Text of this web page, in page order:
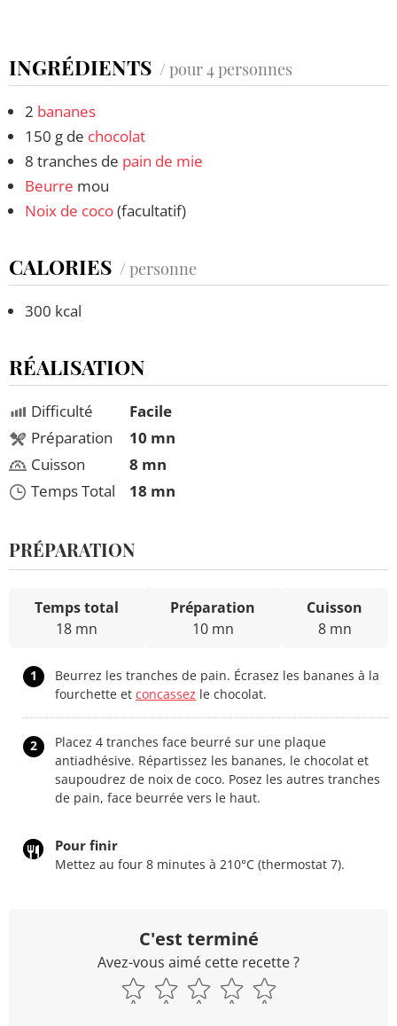
INGRÉDIENTS / pour 4 personnes
2 bananes
150 g de chocolat
8 tranches de pain de mie
Beurre mou
Noix de coco(facultatif)
CALORIES / personne
300 kcal
RÉALISATION
Difficulté
Préparation
Cuisson
Temps Total
Facile
10 mn
8 mn
18 mn
PRÉPARATION
Temps total
18 mn
Préparation
10 mn
Cuisson
8 mn
1
Beurrez les tranches de pain. Écrasez les bananes à la
fourchette et concassez le chocolat.
2
Placez 4 tranches face beurré sur une plaque
antiadhésive. Répartissez les bananes, le chocolat et
saupoudrez de noix de coco. Posez les autres tranches
de pain, face beurrée vers le haut.
Pour finir
Mettez au four 8 minutes à 210°C (thermostat 7).
C'est terminé
Avez-vous aimé cette recette ?